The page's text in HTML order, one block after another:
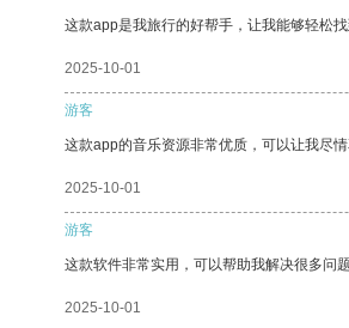
这款app是我旅行的好帮手，让我能够轻松
2025-10-01
游客
这款app的音乐资源非常优质，可以让我尽情
2025-10-01
游客
这款软件非常实用，可以帮助我解决很多问
2025-10-01